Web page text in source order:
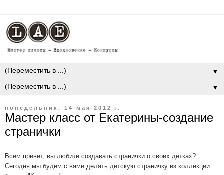
▼
▼
понедельник, 14 мая 2012 г.
Мастер класс от Екатерины-создание
странички
Всем привет, вы любите создавать странички о своих детках?
Сегодня мы будем с вами делать детскую страничку из коллекции